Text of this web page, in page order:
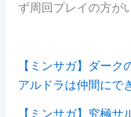
ず周回プレイの方が
【ミンサガ】ダー
アルドラは仲間にで
【ミンサガ】究極